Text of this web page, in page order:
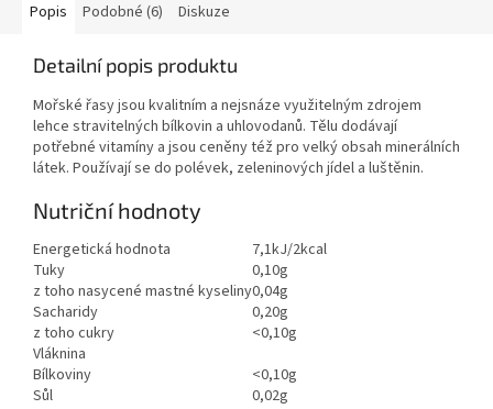
Popis Podobné (6) Diskuze
Detailní popis produktu
Mořské řasy jsou kvalitním a nejsnáze využitelným zdrojem
lehce stravitelných bílkovin a uhlovodanů. Tělu dodávají
potřebné vitamíny a jsou ceněny též pro velký obsah minerálních
látek. Používají se do polévek, zeleninových jídel a luštěnin.
Nutriční hodnoty
Energetická hodnota
7,1kJ/2kcal
Tuky
0,10g
z toho nasycené mastné kyseliny0,04g
Sacharidy
0,20g
z toho cukry
<0,10g
Vláknina
Bílkoviny
<0,10g
Sůl
0,02g